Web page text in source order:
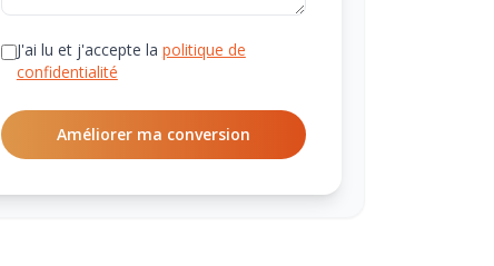
J'ai lu et j'accepte la politique de
confidentialité
Améliorer ma conversion